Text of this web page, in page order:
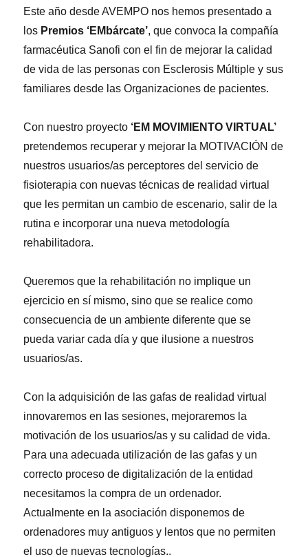
Este año desde AVEMPO nos hemos presentado a
los Premios ‘EMbárcate’, que convoca la compañía
farmacéutica Sanofi con el fin de mejorar la calidad
de vida de las personas con Esclerosis Múltiple y sus
familiares desde las Organizaciones de pacientes.
Con nuestro proyecto ‘EM MOVIMIENTO VIRTUAL’
pretendemos recuperar y mejorar la MOTIVACIÓN de
nuestros usuarios/as perceptores del servicio de
fisioterapia con nuevas técnicas de realidad virtual
que les permitan un cambio de escenario, salir de la
rutina e incorporar una nueva metodología
rehabilitadora.
Queremos que la rehabilitación no implique un
ejercicio en sí mismo, sino que se realice como
consecuencia de un ambiente diferente que se
pueda variar cada día y que ilusione a nuestros
usuarios/as.
Con la adquisición de las gafas de realidad virtual
innovaremos en las sesiones, mejoraremos la
motivación de los usuarios/as y su calidad de vida.
Para una adecuada utilización de las gafas y un
correcto proceso de digitalización de la entidad
necesitamos la compra de un ordenador.
Actualmente en la asociación disponemos de
ordenadores muy antiguos y lentos que no permiten
el uso de nuevas tecnologías..